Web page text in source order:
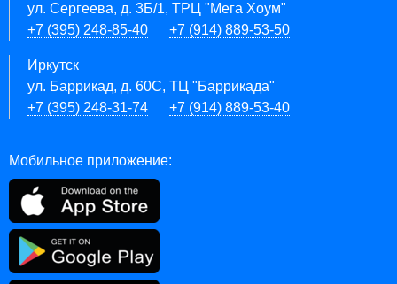
ул. Сергеева, д. 3Б/1, ТРЦ "Мега Хоум"
+7 (395) 248-85-40
+7 (914) 889-53-50
Иркутск
ул. Баррикад, д. 60С, ТЦ "Баррикада"
+7 (395) 248-31-74
+7 (914) 889-53-40
Мобильное приложение: